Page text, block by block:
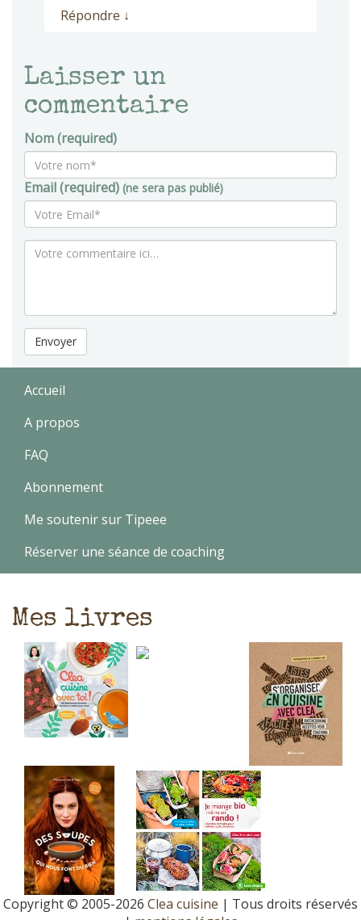
Répondre ↓
Laisser un
commentaire
Nom (required)
Email (required) (ne sera pas publié)
Envoyer
Accueil
A propos
FAQ
Abonnement
Me soutenir sur Tipeee
Réserver une séance de coaching
Mes livres
Copyright © 2005-2026 Clea cuisine | Tous droits réservés